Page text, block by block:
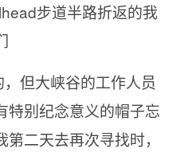
步道半路折返的我
但大峡谷的工作人员
特别纪念意义的帽子忘
二天去再次寻找时，